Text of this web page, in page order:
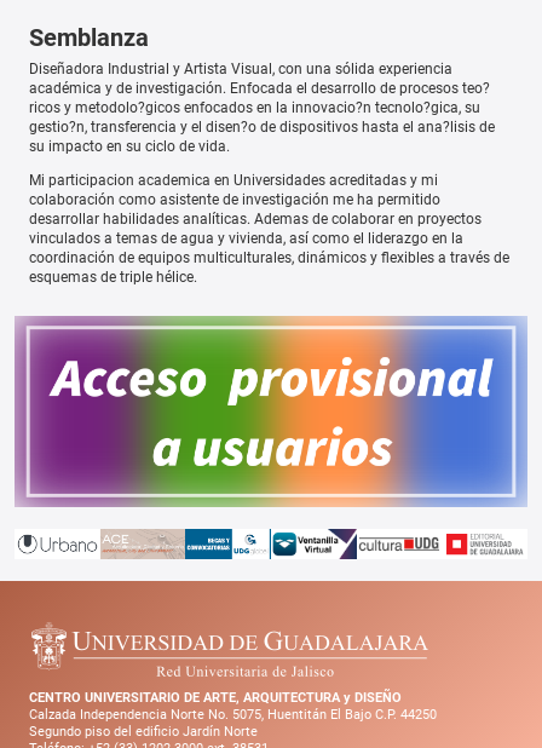
Semblanza
Diseñadora Industrial y Artista Visual, con una sólida experiencia
académica y de investigación. Enfocada el desarrollo de procesos teo?
ricos y metodolo?gicos enfocados en la innovacio?n tecnolo?gica, su
gestio?n, transferencia y el disen?o de dispositivos hasta el ana?lisis de
su impacto en su ciclo de vida.
Mi participacion academica en Universidades acreditadas y mi
colaboración como asistente de investigación me ha permitido
desarrollar habilidades analíticas. Ademas de colaborar en proyectos
vinculados a temas de agua y vivienda, así como el liderazgo en la
coordinación de equipos multiculturales, dinámicos y flexibles a través de
esquemas de triple hélice.
CENTRO UNIVERSITARIO DE ARTE, ARQUITECTURA y DISEÑO
Calzada Independencia Norte No. 5075, Huentitán El Bajo C.P. 44250
Segundo piso del edificio Jardín Norte